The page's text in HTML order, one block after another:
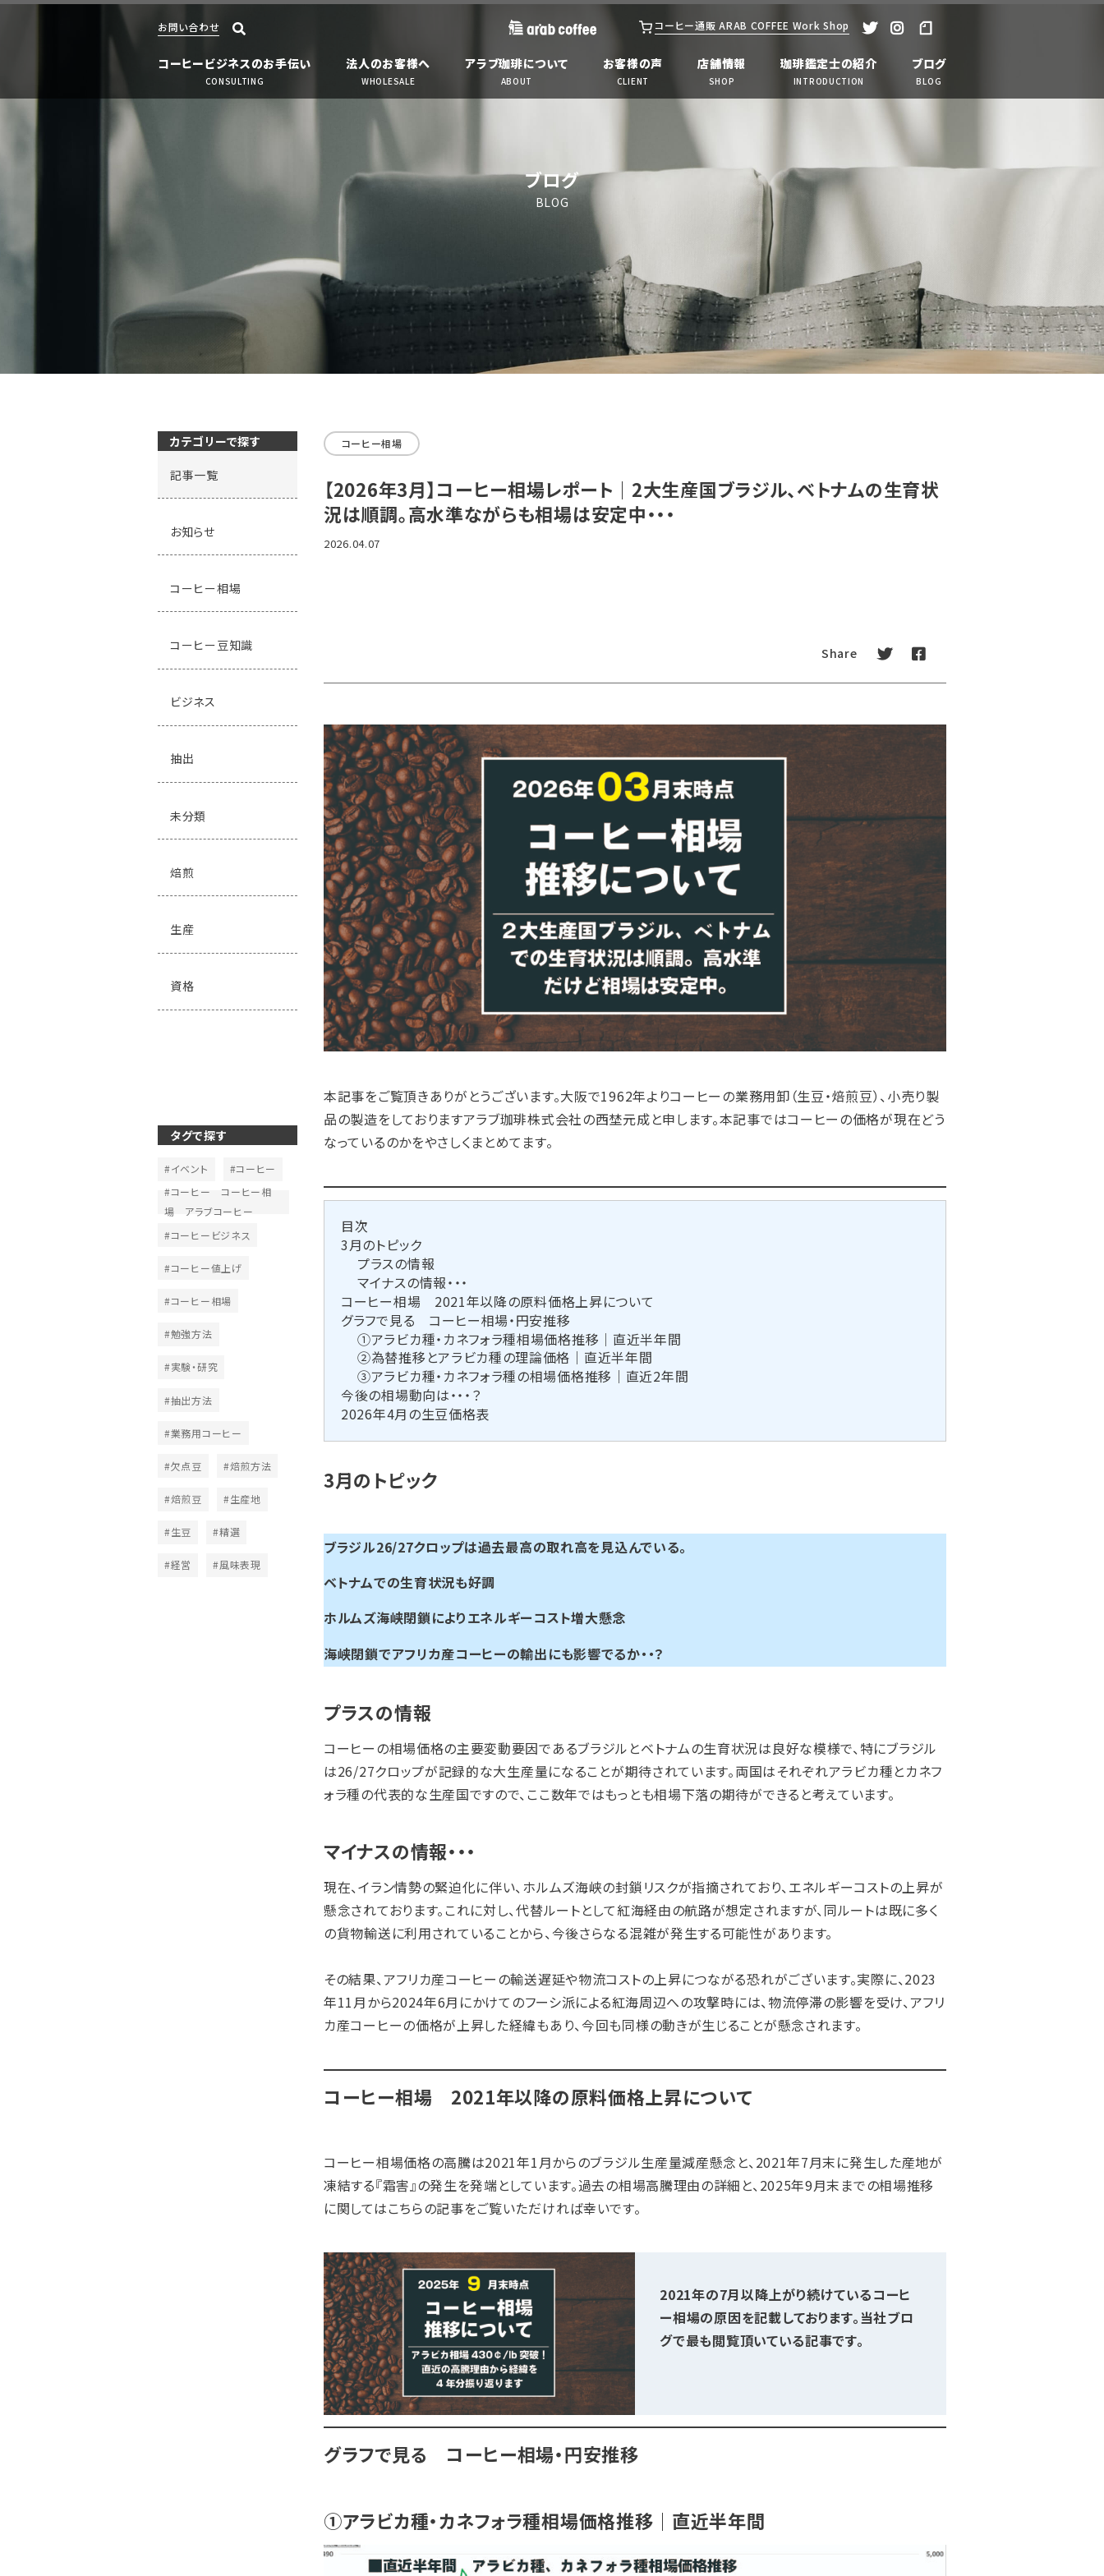
アラブ珈琲コンシェルジュ
お問い合わせ コーヒー通販 ARAB COFFEE Work Shop tweet instagram
コーヒービジネスのお手伝い
CONSULTING
法人のお客様へ
WHOLESALE
アラブ珈琲について
ABOUT
お客様の声
CLIENT
店舗情報
SHOP
珈琲鑑定士の紹介
INTRODUCTION
ブログ
BLOG
ブログ
BLOG
【2026年3月】コーヒー相場レポート｜2大生産国ブラジル、ベトナムの生育状
況は順調。高水準ながらも相場は安定中・・・
コーヒー相場
2026.04.07
Share tweet
本記事をご覧頂きありがとうございます。大阪で1962年よりコーヒーの業務用卸（生豆・焙煎豆）、小売り製
品の製造をしておりますアラブ珈琲株式会社の西埜元成と申します。本記事ではコーヒーの価格が現在どう
なっているのかをやさしくまとめてます。
目次
3月のトピック
プラスの情報
マイナスの情報・・・
コーヒー相場 2021年以降の原料価格上昇について
グラフで見る コーヒー相場・円安推移
①アラビカ種・カネフォラ種相場価格推移｜直近半年間
②為替推移とアラビカ種の理論価格｜直近半年間
③アラビカ種・カネフォラ種の相場価格推移｜直近2年間
今後の相場動向は・・・？
2026年4月の生豆価格表
3月のトピック
ブラジル26/27クロップは過去最高の取れ高を見込んでいる。
ベトナムでの生育状況も好調
ホルムズ海峡閉鎖によりエネルギーコスト増大懸念
海峡閉鎖でアフリカ産コーヒーの輸出にも影響でるか・・？
プラスの情報
コーヒーの相場価格の主要変動要因であるブラジルとベトナムの生育状況は良好な模様で、特にブラジル
は26/27クロップが記録的な大生産量になることが期待されています。両国はそれぞれアラビカ種とカネフ
ォラ種の代表的な生産国ですので、ここ数年ではもっとも相場下落の期待ができると考えています。
マイナスの情報・・・
現在、イラン情勢の緊迫化に伴い、ホルムズ海峡の封鎖リスクが指摘されており、エネルギーコストの上昇が
懸念されております。これに対し、代替ルートとして紅海経由の航路が想定されますが、同ルートは既に多く
の貨物輸送に利用されていることから、今後さらなる混雑が発生する可能性があります。
その結果、アフリカ産コーヒーの輸送遅延や物流コストの上昇につながる恐れがございます。実際に、2023
年11月から2024年6月にかけてのフーシ派による紅海周辺への攻撃時には、物流停滞の影響を受け、アフリ
カ産コーヒーの価格が上昇した経緯もあり、今回も同様の動きが生じることが懸念されます。
コーヒー相場 2021年以降の原料価格上昇について
コーヒー相場価格の高騰は2021年1月からのブラジル生産量減産懸念と、2021年7月末に発生した産地が
凍結する『霜害』の発生を発端としています。過去の相場高騰理由の詳細と、2025年9月末までの相場推移
に関してはこちらの記事をご覧いただければ幸いです。
2021年の7月以降上がり続けているコーヒ
ー相場の原因を記載しております。当社ブロ
グで最も閲覧頂いている記事です。
グラフで見る コーヒー相場・円安推移
①アラビカ種・カネフォラ種相場価格推移｜直近半年間
カテゴリーで探す
記事一覧
お知らせ
コーヒー相場
コーヒー豆知識
ビジネス
抽出
未分類
焙煎
生産
資格
タグで探す
#イベント
#コーヒー
#コーヒー コーヒー相
場 アラブコーヒー
#コーヒービジネス
#コーヒー値上げ
#コーヒー相場
#勉強方法
#実験・研究
#抽出方法
#業務用コーヒー
#欠点豆 #焙煎方法
#焙煎豆 #生産地
#生豆 #精選
#経営 #風味表現